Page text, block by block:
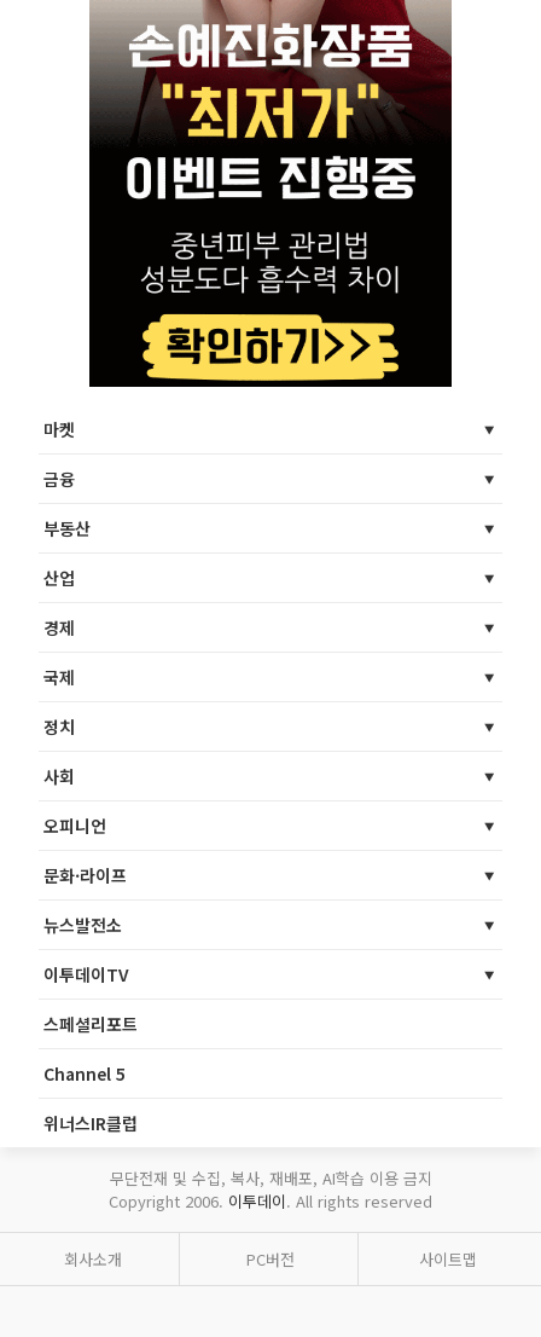
마켓
금융
부동산
산업
경제
국제
정치
사회
오피니언
문화·라이프
뉴스발전소
이투데이TV
스페셜리포트
Channel 5
위너스IR클럽
무단전재 및 수집, 복사, 재배포, AI학습 이용 금지
Copyright 2006. 이투데이. All rights reserved
회사소개 PC버전 사이트맵